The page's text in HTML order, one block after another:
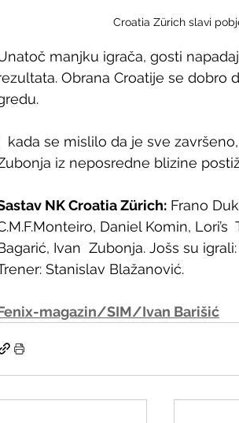
Croatia Zürich slavi
manjku igrača, gosti
Obrana Croatije se dobro
kada se mislilo da je sve
iz neposredne blizine
NK Croatia Zürich: Frano
Daniel Komin,
Ivan  Zubonja. Jošs su
Stanislav Blažanović.
magazin/SIM/Ivan Barišić